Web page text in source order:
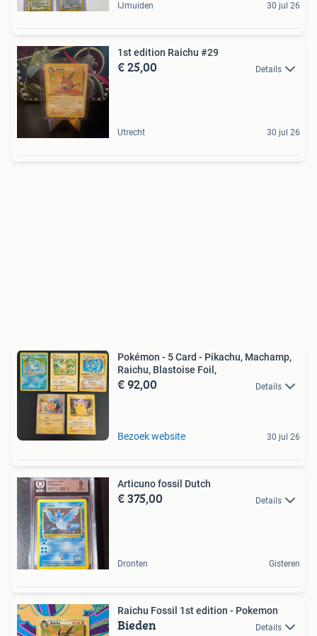
IJmuiden 30 jul 26
1st edition Raichu #29
€ 25,00 Details
Utrecht 30 jul 26
Pokémon - 5 Card - Pikachu, Machamp,
Raichu, Blastoise Foil,
€ 92,00 Details
Bezoek website 30 jul 26
Articuno fossil Dutch
€ 375,00 Details
Dronten Gisteren
Raichu Fossil 1st edition - Pokemon
Bieden Details